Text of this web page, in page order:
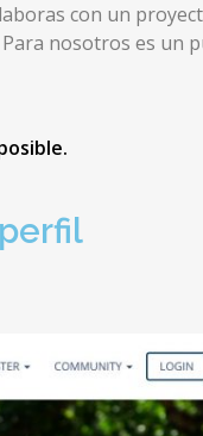
con un
nosotros es un